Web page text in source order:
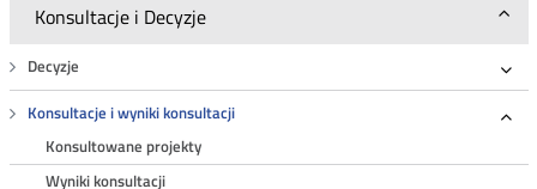
Konsultacje i Decyzje
Decyzje
Konsultacje i wyniki konsultacji
Konsultowane projekty
Wyniki konsultacji